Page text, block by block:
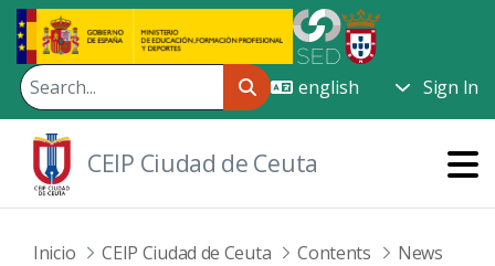
Skip to Main Content
Sign In
CEIP Ciudad de Ceuta
Inicio CEIP Ciudad de Ceuta Contents
News